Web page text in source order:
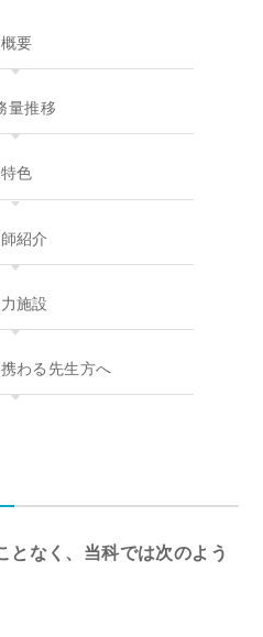
概要
量推移
特色
紹介
施設
わる先生方へ
となく、当科では次のよう